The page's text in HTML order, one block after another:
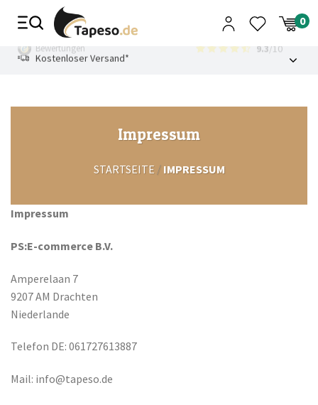
Zusammenbruch
Bewertungen 9.3/10
Kostenloser Versand*
Impressum
STARTSEITE /IMPRESSUM
Impressum
PS:E-commerce B.V.
Amperelaan 7
9207 AM Drachten
Niederlande
Telefon DE: 061727613887
Mail: info@tapeso.de